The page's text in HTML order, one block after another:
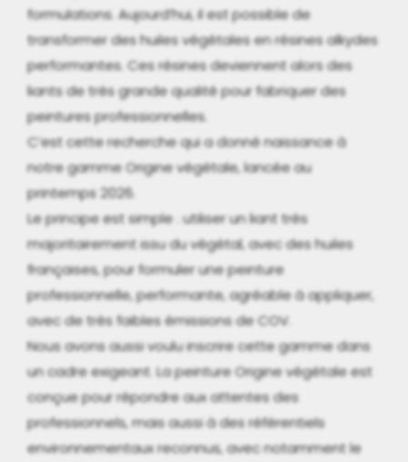
formulations. Aujourd’hui, il est possible de
transformer des huiles végétales en résines alkydes
performantes. Ces résines deviennent alors des
liants de très grande qualité pour fabriquer des
peintures professionnelles.
C’est cette recherche qui a donné naissance à
notre gamme Origine végétale, lancée au
printemps 2026.
Le principe est simple : utiliser un liant très
majoritairement issu du végétal, avec des huiles
françaises, pour formuler une peinture
professionnelle, performante, agréable à appliquer,
avec de très faibles émissions de COV.
Nous avons aussi voulu inscrire cette gamme dans
un cadre exigeant. La peinture Origine végétale est
conçue pour répondre aux attentes des
professionnels, mais aussi à des référentiels
environnementaux reconnus, avec notamment le